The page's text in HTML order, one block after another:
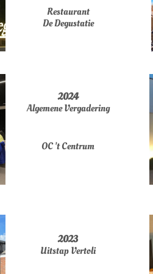
2023
Uitstap Vertoli
2024
Algemene Vergadering
OC 't Centrum
Restaurant
De Degustatie